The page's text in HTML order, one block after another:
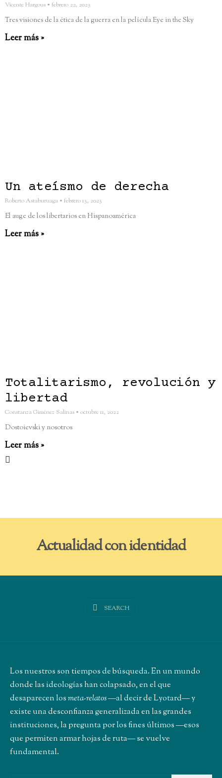
Vicente Hargous febrero 22, 2023
Tres visiones de la ética de la guerra en la película Eye in the Sky
Leer más »
Un ateísmo de derecha
Roberto Astaburuaga febrero 13, 2023
El auge de los libertarios en Hispanoamérica
Leer más »
Totalitarismo, revolución y
libertad
Constanza Giménez Salinas octubre 11, 2022
Dostoievski y nosotros
Leer más »
Actualidad con identidad
SEARCH
Los nuestros son tiempos de búsqueda. En un mundo
donde las ideologías han colapsado, en el que
desaparecen losmeta-relatos―al decir de Lyotard― y
existe una desconfianza generalizada en las grandes
instituciones, la pregunta por los fines últimos ―esos
que permiten armar hojas de ruta― se vuelve
fundamental.